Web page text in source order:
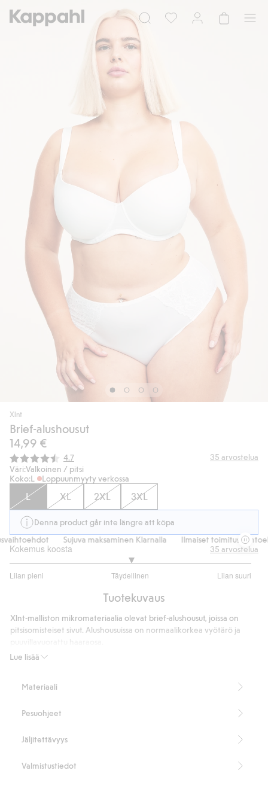
Xlnt
Brief-alushousut
14,99 €
Keskimääräinen luokitus:
4.7 35 arvostelua
Väri:Valkoinen / pitsi
Koko:L Loppuunmyyty verkossa
L XL 2XL 3XL
Denna product går inte längre att köpa
Sujuva maksaminen Klarnalla Ilmaiset
Kokemus koosta
Liian pieni Täydellinen Liian suuri
/
ääneen
35 arvostelua
Tuotekuvaus
Lue lisää
Xlnt-malliston mikromateriaalia olevat brief-alushousut, joissa on
pitsisomisteiset sivut. Alushousuissa on normaalikorkea vyötärö ja
Normaalikorkea vyötärö
Kierrätettyä polyamidia sisältävä sekoitekangas
Materiaali
Pesuohjeet
Jäljitettävyys
Valmistustiedot